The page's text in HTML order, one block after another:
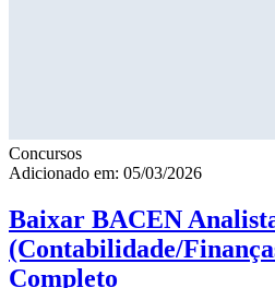
Concursos
Adicionado em: 05/03/2026
Baixar BACEN
(Contabilidade/
Completo